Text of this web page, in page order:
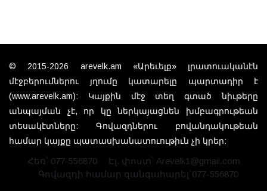
© 2015-2026 arevelk.am «Արեւելք» լրատուականէն
մէջբերումներու յղումը կատարելը պարտադիր է
(www.arevelk.am): Կայքին մէջ տեղ գտած նիւթերը
անպայման չէ, որ կը ներկայացնեն խմբագրութեան
տեսակէտները: Գովազդներու բովանդակութեան
համար կայքը պատասխանատուութիւն չի կրեր:
Հեռ՝ 077-556870
Էլ. փոստ՝ Arevelk1@gmail.com
Գովազդի համար զանգահարել`077-556870